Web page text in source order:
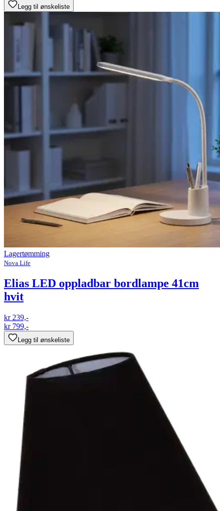
Legg til ønskeliste
Lagertømming
Nova Life
Elias LED oppladbar bordlampe 41cm
hvit
kr 239,-
kr 799,-
Legg til ønskeliste